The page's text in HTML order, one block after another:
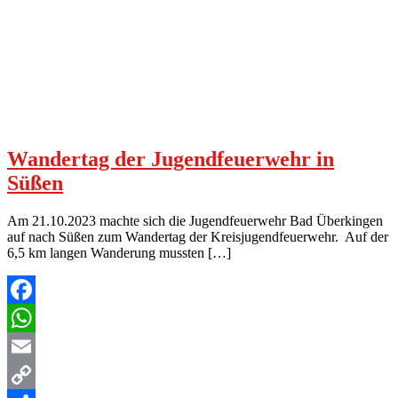
Wandertag der Jugendfeuerwehr in
Süßen
Am 21.10.2023 machte sich die Jugendfeuerwehr Bad Überkingen
auf nach Süßen zum Wandertag der Kreisjugendfeuerwehr. Auf der
6,5 km langen Wanderung mussten […]
Facebook
WhatsApp
Email